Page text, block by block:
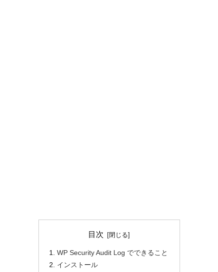
目次
WP Security Audit Log でできること
インストール